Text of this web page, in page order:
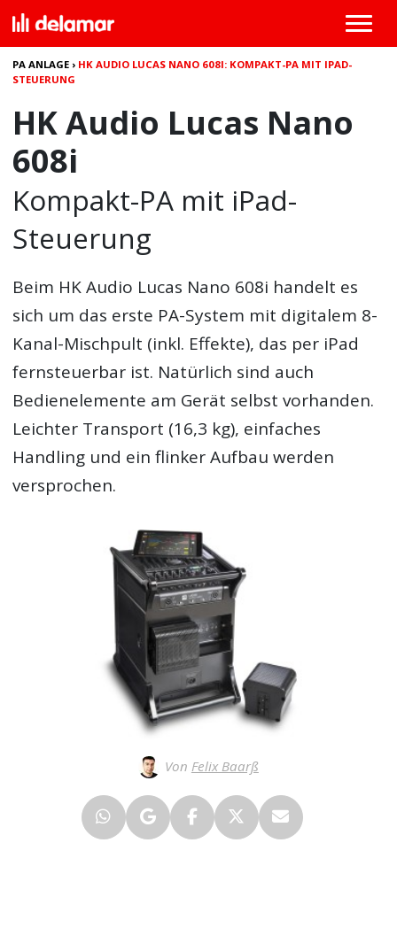
PA ANLAGE › HK AUDIO LUCAS NANO 608I: KOMPAKT-PA MIT IPAD-
STEUERUNG
HK Audio Lucas Nano
608i
Kompakt-PA mit iPad-
Steuerung
Beim HK Audio Lucas Nano 608i handelt es
sich um das erste PA-System mit digitalem 8-
Kanal-Mischpult (inkl. Effekte), das per iPad
fernsteuerbar ist. Natürlich sind auch
Bedienelemente am Gerät selbst vorhanden.
Leichter Transport (16,3 kg), einfaches
Handling und ein flinker Aufbau werden
versprochen.
Von Felix Baarß